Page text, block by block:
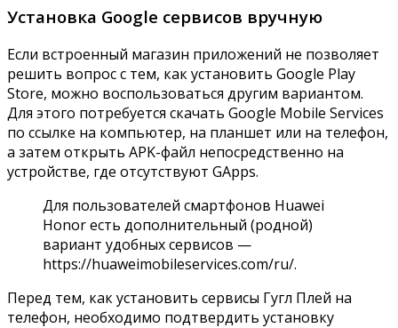
Установка Google сервисов вручную
Если встроенный магазин приложений не позволяет
решить вопрос с тем, как установить Google Play
Store, можно воспользоваться другим вариантом.
Для этого потребуется скачать Google Mobile Services
по ссылке на компьютер, на планшет или на телефон,
а затем открыть APK-файл непосредственно на
устройстве, где отсутствуют GApps.
Для пользователей смартфонов Huawei
Honor есть дополнительный (родной)
вариант удобных сервисов —
https://huaweimobileservices.com/ru/.
Перед тем, как установить сервисы Гугл Плей на
телефон, необходимо подтвердить установку